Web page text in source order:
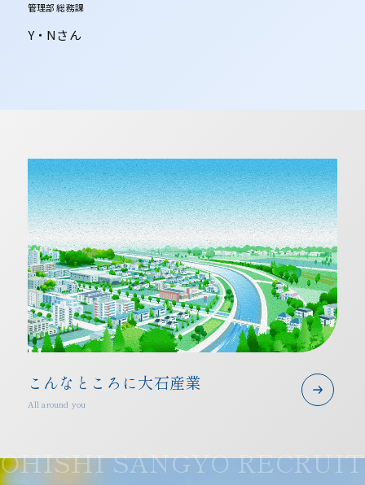
管理部 総務課
Y・Nさん
こんなところに大石産業
All around you